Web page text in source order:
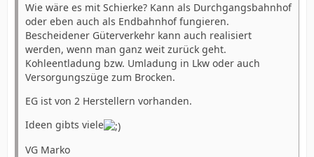
Wie wäre es mit Schierke? Kann als Durchgangsbahnhof
oder eben auch als Endbahnhof fungieren.
Bescheidener Güterverkehr kann auch realisiert
werden, wenn man ganz weit zurück geht.
Kohleentladung bzw. Umladung in Lkw oder auch
Versorgungszüge zum Brocken.
EG ist von 2 Herstellern vorhanden.
Ideen gibts viele
VG Marko